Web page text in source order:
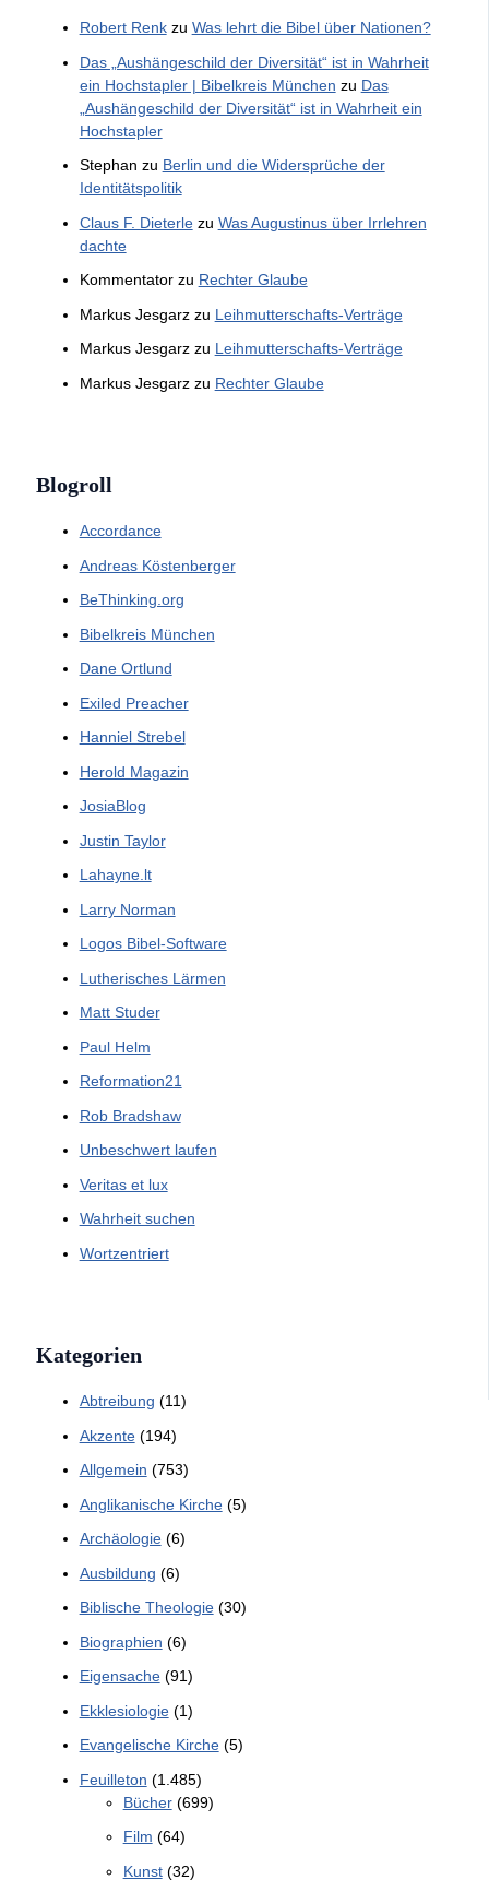
Robert Renkzu Was lehrt die Bibel über Nationen?
Das „Aushängeschild der Diversität“ ist in Wahrheit
ein Hochstapler | Bibelkreis München zu Das
„Aushängeschild der Diversität“ ist in Wahrheit ein
Hochstapler
Stephan zu Berlin und die Widersprüche der
Identitätspolitik
Claus F. Dieterlezu Was Augustinus über Irrlehren
dachte
Kommentatorzu Rechter Glaube
Markus Jesgarzzu Leihmutterschafts-Verträge
Markus Jesgarzzu Leihmutterschafts-Verträge
Markus Jesgarzzu Rechter Glaube
Blogroll
Accordance
Andreas Köstenberger
BeThinking.org
Bibelkreis München
Dane Ortlund
Exiled Preacher
Hanniel Strebel
Herold Magazin
JosiaBlog
Justin Taylor
Lahayne.lt
Larry Norman
Logos Bibel-Software
Lutherisches Lärmen
Matt Studer
Paul Helm
Reformation21
Rob Bradshaw
Unbeschwert laufen
Veritas et lux
Wahrheit suchen
Wortzentriert
Kategorien
Abtreibung (11)
Akzente(194)
Allgemein (753)
Anglikanische Kirche(5)
Archäologie(6)
Ausbildung (6)
Biblische Theologie(30)
Biographien (6)
Eigensache(91)
Ekklesiologie(1)
Evangelische Kirche(5)
Feuilleton (1.485)
Bücher(699)
Film (64)
Kunst(32)